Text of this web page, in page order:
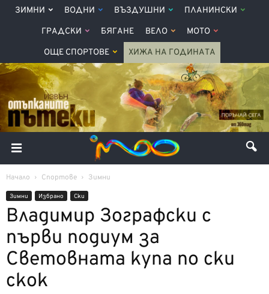
ЗИМНИ ВОДНИ ВЪЗДУШНИ ПЛАНИНСКИ
ГРАДСКИ БЯГАНЕ ВЕЛО МОТО
ОЩЕ СПОРТОВЕ ХИЖА НА ГОДИНАТА
Начало Спортове Зимни
Зимни Избрано Ски
Владимир Зографски с
първи подиум за
Световната купа по ски
скок